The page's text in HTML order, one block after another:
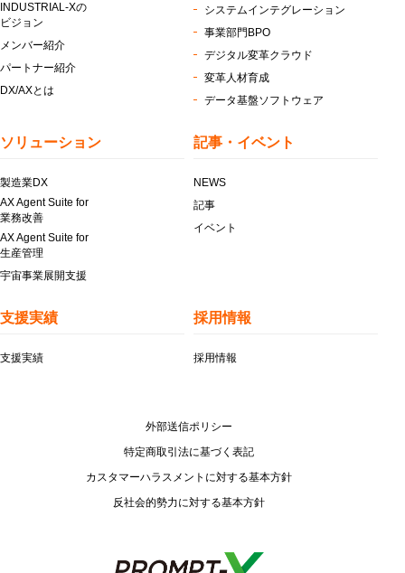
INDUSTRIAL-Xの
ビジョン
メンバー紹介
パートナー紹介
DX/AXとは
システムインテグレーション
事業部門BPO
デジタル変革クラウド
変革人材育成
データ基盤ソフトウェア
ソリューション
製造業DX
AX Agent Suite for
業務改善
AX Agent Suite for
生産管理
宇宙事業展開支援
記事・イベント
NEWS
記事
イベント
支援実績
支援実績
採用情報
採用情報
外部送信ポリシー
特定商取引法に基づく表記
カスタマーハラスメントに対する基本方針
反社会的勢力に対する基本方針